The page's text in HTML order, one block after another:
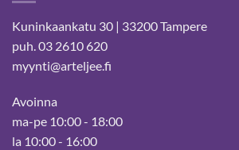
Kuninkaankatu 30 | 33200 Tampere
puh. 03 2610 620
myynti@arteljee.fi
Avoinna
ma-pe 10:00 - 18:00
la 10:00 - 16:00